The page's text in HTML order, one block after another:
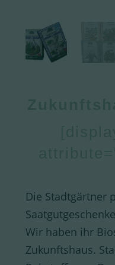
Die Stadtgärtner
Wir haben ihr
Zukunftshaus.